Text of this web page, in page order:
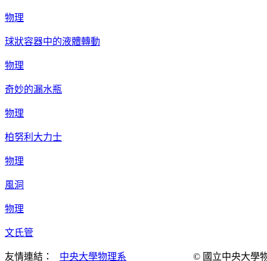
物理
球狀容器中的液體轉動
物理
奇妙的漏水瓶
物理
柏努利大力士
物理
風洞
物理
文氏管
友情連結： 中央大學物理系 © 國立中央大學物理演示